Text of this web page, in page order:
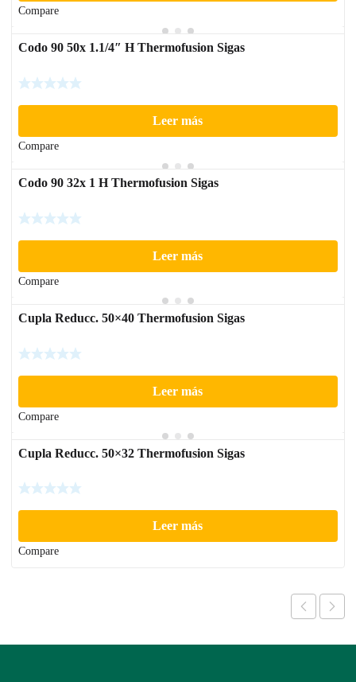
Compare
Codo 90 50x 1.1/4″ H Thermofusion Sigas
Leer más
Compare
Codo 90 32x 1 H Thermofusion Sigas
Leer más
Compare
Cupla Reducc. 50×40 Thermofusion Sigas
Leer más
Compare
Cupla Reducc. 50×32 Thermofusion Sigas
Leer más
Compare